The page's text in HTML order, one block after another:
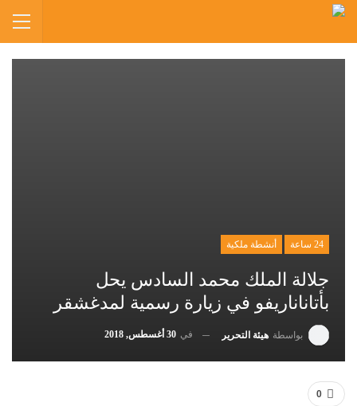
24 ساعة أنشطة ملكية
جلالة الملك محمد السادس يحل
بأتاناناريفو في زيارة رسمية لمدغشقر
بواسطة هيئة التحرير في 30 أغسطس, 2018
0